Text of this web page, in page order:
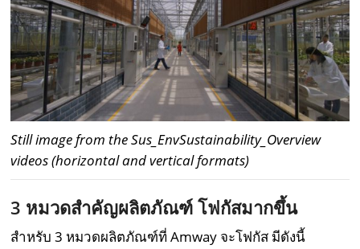
Still image from the Sus_EnvSustainability_Overview
videos (horizontal and vertical formats)
3 หมวดสำคัญผลิตภัณฑ์ โฟกัสมากขึ้น
สำหรับ 3 หมวดผลิตภัณฑ์ที่ Amway จะโฟกัส มีดังนี้